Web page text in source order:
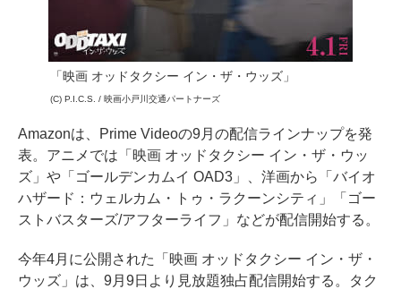
「映画 オッドタクシー イン・ザ・ウッズ」
(C) P.I.C.S. / 映画小戸川交通パートナーズ
Amazonは、Prime Videoの9月の配信ラインナップを発
表。アニメでは「映画 オッドタクシー イン・ザ・ウッ
ズ」や「ゴールデンカムイ OAD3」、洋画から「バイオ
ハザード：ウェルカム・トゥ・ラクーンシティ」「ゴー
ストバスターズ/アフターライフ」などが配信開始する。
今年4月に公開された「映画 オッドタクシー イン・ザ・
ウッズ」は、9月9日より見放題独占配信開始する。タク